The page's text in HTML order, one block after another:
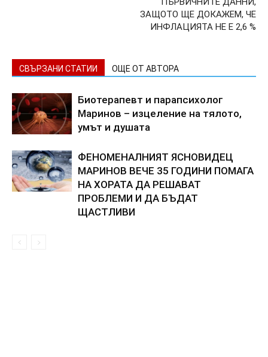
ЗАЩОТО ЩЕ ДОКАЖЕМ, ЧЕ
ИНФЛАЦИЯТА НЕ Е 2,6 %
СВЪРЗАНИ СТАТИИ ОЩЕ ОТ АВТОРА
Биотерапевт и парапсихолог
Маринов – изцеление на тялото,
умът и душата
ФЕНОМЕНАЛНИЯТ ЯСНОВИДЕЦ
МАРИНОВ ВЕЧЕ 35 ГОДИНИ ПОМАГА
НА ХОРАТА ДА РЕШАВАТ
ПРОБЛЕМИ И ДА БЪДАТ
ЩАСТЛИВИ